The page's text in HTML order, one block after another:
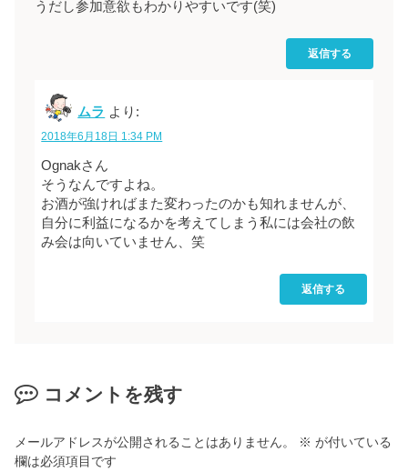
うだし参加意欲もわかりやすいです(笑)
返信する
ムラ より:
2018年6月18日 1:34 PM
Ognakさん
そうなんですよね。
お酒が強ければまた変わったのかも知れませんが、
自分に利益になるかを考えてしまう私には会社の飲
み会は向いていません、笑
返信する
コメントを残す
メールアドレスが公開されることはありません。 ※ が付いている
欄は必須項目です